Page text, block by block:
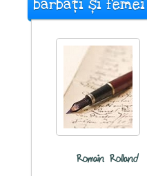
bărbați și femei
Romain Rolland